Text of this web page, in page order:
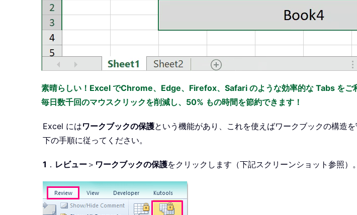
素晴らしい！Excel でChrome、Edge、Firefox、Safari のような効率的な Tabs をご
毎日数千回のマウスクリックを削減し、50% もの時間を節約できます！
Excel にはワークブックの保護という機能があり、これを使えばワークブックの構造
下の手順に従ってください。
1 ． レビュー ＞ ワークブックの保護をクリックします（下記スクリーンショット参照）。